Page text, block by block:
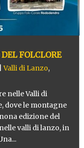
FOLCLORE
|Valli di Lanzo,
nelle Valli di
dove le montagne
edizione del
valli di lanzo, in